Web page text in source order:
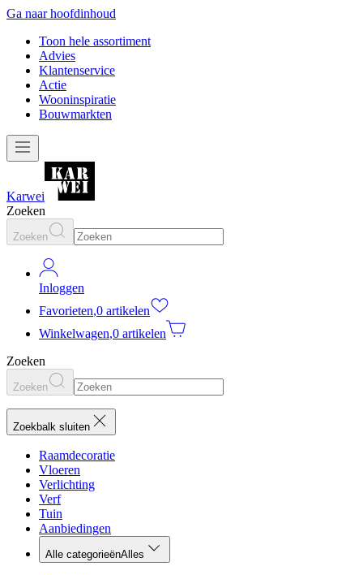
Ga naar hoofdinhoud
Toon hele assortiment
Advies
Klantenservice
Actie
Wooninspiratie
Bouwmarkten
Karwei
Zoeken
Zoeken
Inloggen
Favorieten,0 artikelen
Winkelwagen,0 artikelen
Zoeken
Zoeken
Zoekbalk sluiten
Raamdecoratie
Vloeren
Verlichting
Verf
Tuin
Aanbiedingen
Alle categorieënAlles